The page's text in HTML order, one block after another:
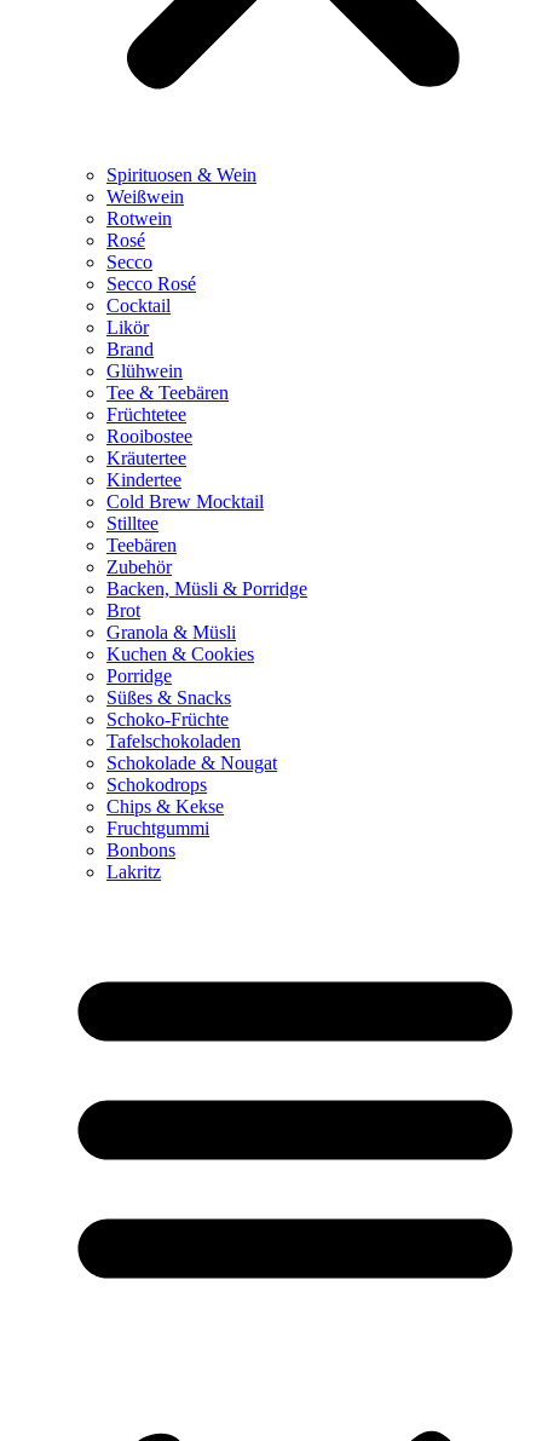
Spirituosen & Wein
Weißwein
Rotwein
Rosé
Secco
Secco Rosé
Cocktail
Likör
Brand
Glühwein
Tee & Teebären
Früchtetee
Rooibostee
Kräutertee
Kindertee
Cold Brew Mocktail
Stilltee
Teebären
Zubehör
Backen, Müsli & Porridge
Brot
Granola & Müsli
Kuchen & Cookies
Porridge
Süßes & Snacks
Schoko-Früchte
Tafelschokoladen
Schokolade & Nougat
Schokodrops
Chips & Kekse
Fruchtgummi
Bonbons
Lakritz